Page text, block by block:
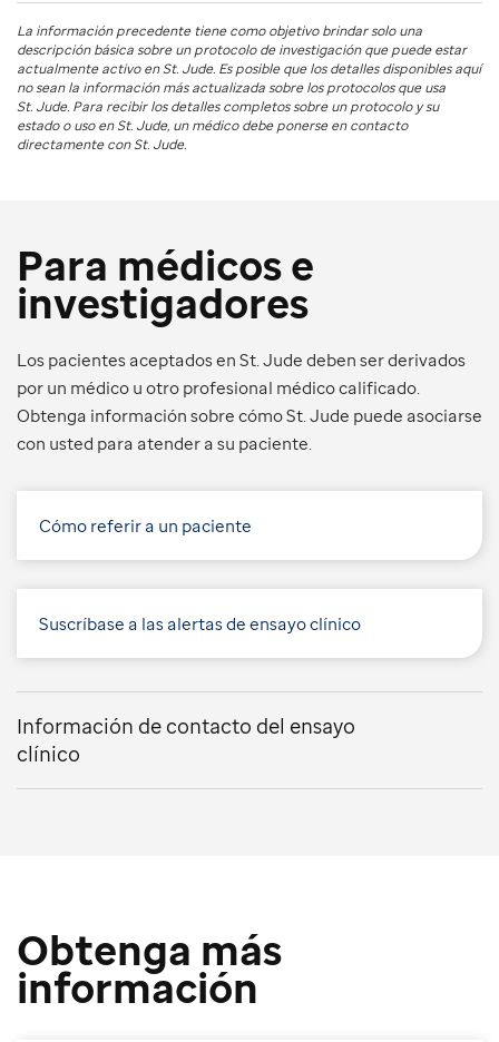
La información precedente tiene como objetivo brindar solo una
descripción básica sobre un protocolo de investigación que puede estar
actualmente activo enSt. Jude. Es posible que los detalles disponibles aquí
no sean la información más actualizada sobre los protocolos que usa
St. Jude. Para recibir los detalles completos sobre un protocolo y su
estado o uso enSt. Jude, un médico debe ponerse en contacto
directamente con St. Jude.
Para médicos e
investigadores
Los pacientes aceptados en St. Jude deben ser derivados
por un médico u otro profesional médico calificado.
Obtenga información sobre cómo St. Jude puede asociarse
con usted para atender a su paciente.
Cómo referir a un paciente
Suscríbase a las alertas de ensayo clínico
Información de contacto del ensayo
clínico
Obtenga más
información